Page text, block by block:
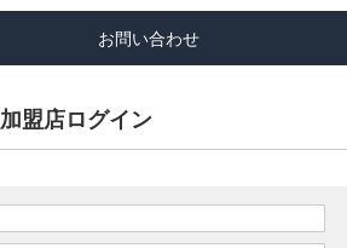
お問い合わせ
加盟店ログイン